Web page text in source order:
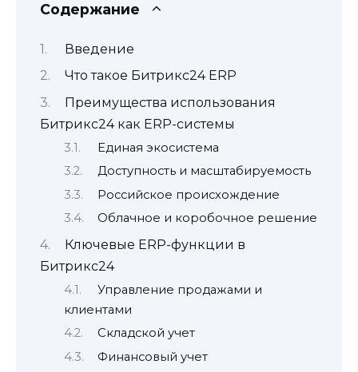
Содержание
Введение
Что такое Битрикс24 ERP
Преимущества использования
Битрикс24 как ERP-системы
Единая экосистема
Доступность и масштабируемость
Российское происхождение
Облачное и коробочное решение
Ключевые ERP-функции в
Битрикс24
Управление продажами и
клиентами
Складской учет
Финансовый учет